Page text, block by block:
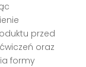
przed
oraz
formy